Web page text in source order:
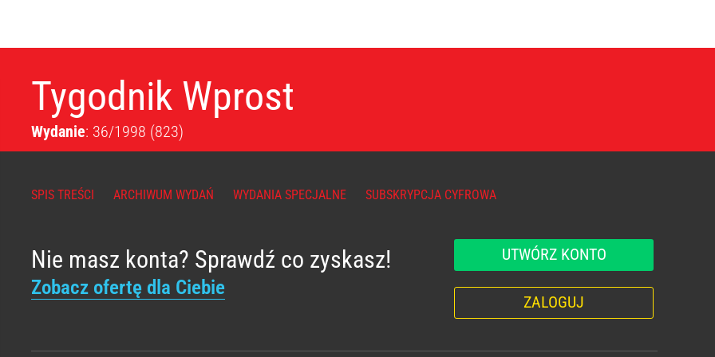
Tygodnik Wprost
Wydanie: 36/1998 (823)
SPIS TREŚCI ARCHIWUM WYDAŃ WYDANIA SPECJALNE SUBSKRYPCJA CYFROWA
Nie masz konta? Sprawdź co zyskasz!
Zobacz ofertę dla Ciebie
UTWÓRZ KONTO
ZALOGUJ